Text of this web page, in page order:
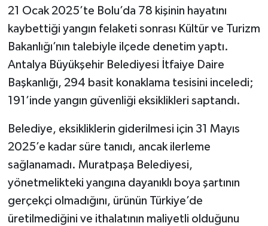
21 Ocak 2025’te Bolu’da 78 kişinin hayatını
kaybettiği yangın felaketi sonrası Kültür ve Turizm
Bakanlığı’nın talebiyle ilçede denetim yaptı.
Antalya Büyükşehir Belediyesi İtfaiye Daire
Başkanlığı, 294 basit konaklama tesisini inceledi;
191’inde yangın güvenliği eksiklikleri saptandı.
Belediye, eksikliklerin giderilmesi için 31 Mayıs
2025’e kadar süre tanıdı, ancak ilerleme
sağlanamadı. Muratpaşa Belediyesi,
yönetmelikteki yangına dayanıklı boya şartının
gerçekçi olmadığını, ürünün Türkiye’de
üretilmediğini ve ithalatının maliyetli olduğunu